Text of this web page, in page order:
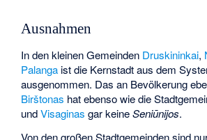
Ausnahmen
In den kleinen Gemeinden Druskininkai,
Palanga ist die Kernstadt aus dem
ausgenommen. Das an Bevölkerung
Birštonas hat ebenso wie die
undVisaginas gar keineSeniūnijos.